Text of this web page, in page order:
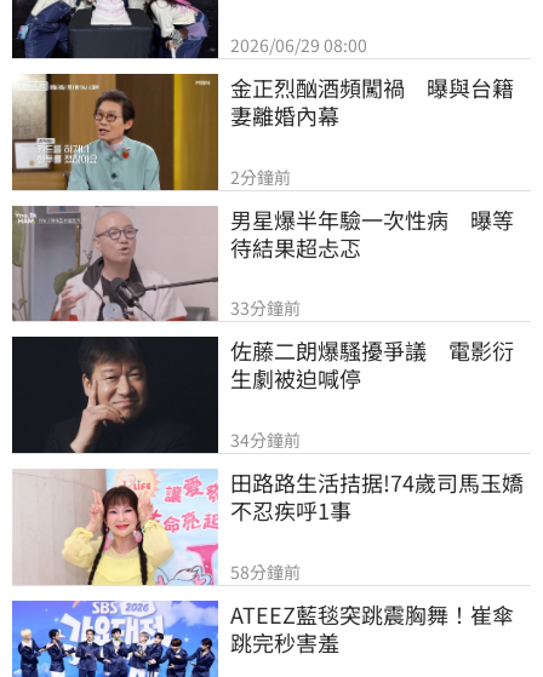
2026/06/29 08:00
金正烈酗酒頻闖禍　曝與台籍
妻離婚內幕
2分鐘前
男星爆半年驗一次性病　曝等
待結果超忐忑
33分鐘前
佐藤二朗爆騷擾爭議　電影衍
生劇被迫喊停
34分鐘前
田路路生活拮据!74歲司馬玉嬌
不忍疾呼1事
58分鐘前
ATEEZ藍毯突跳震胸舞！崔傘
跳完秒害羞